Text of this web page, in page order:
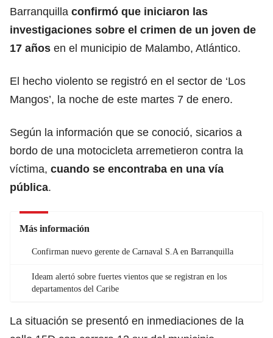
Barranquilla confirmó que iniciaron las
investigaciones sobre el crimen de un joven de
17 años en el municipio de Malambo, Atlántico.
El hecho violento se registró en el sector de ‘Los
Mangos’, la noche de este martes 7 de enero.
Según la información que se conoció, sicarios a
bordo de una motocicleta arremetieron contra la
víctima, cuando se encontraba en una vía
pública.
Más información
Confirman nuevo gerente de Carnaval S.A en Barranquilla
Ideam alertó sobre fuertes vientos que se registran en los
departamentos del Caribe
La situación se presentó en inmediaciones de la